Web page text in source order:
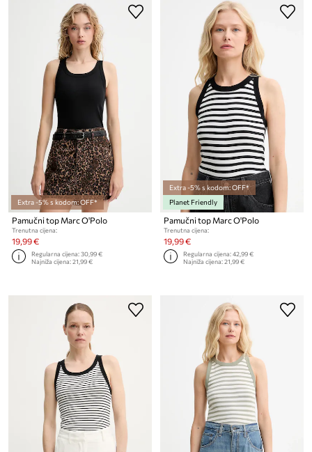
Extra -5% s kodom: OFF*
Pamučni top Marc O'Polo
Trenutna cijena:
19,99 €
Regularna cijena:30,99 €
Najniža cijena:21,99 €
Extra -5% s kodom: OFF*
Planet Friendly
Pamučni top Marc O'Polo
Trenutna cijena:
19,99 €
Regularna cijena:42,99 €
Najniža cijena:21,99 €